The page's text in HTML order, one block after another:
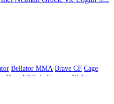
Bellator MMA Brave CF Cage
Dana White's Tuesday Night